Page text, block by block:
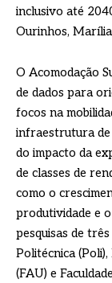
inclusivo até
Ourinhos,
O Acomodação
de dados para
focos na
infraestrutura de
do impacto da
de classes de
como o
produtividade e
pesquisas de
Politécnica
(FAU) e